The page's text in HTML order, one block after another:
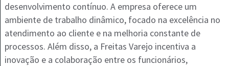
desenvolvimento contínuo. A empresa oferece um
ambiente de trabalho dinâmico, focado na excelência no
atendimento ao cliente e na melhoria constante de
processos. Além disso, a Freitas Varejo incentiva a
inovação e a colaboração entre os funcionários,